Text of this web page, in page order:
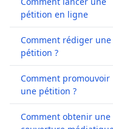
pétition en ligne
Comment rédiger une
pétition ?
Comment promouvoir
une pétition ?
Comment obtenir une